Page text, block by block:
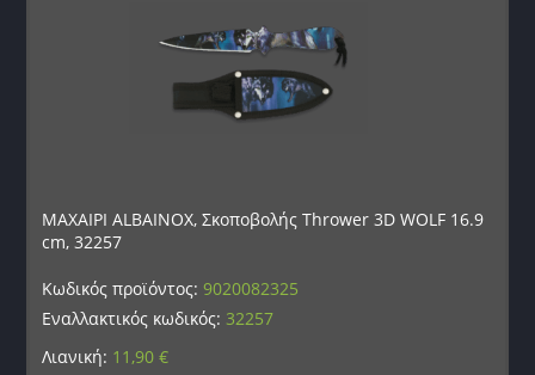
ΜΑΧΑΙΡΙ ALBAINOX, Σκοποβολής Thrower 3D WOLF 16.9
cm, 32257
Κωδικός προϊόντος:9020082325
Εναλλακτικός κωδικός: 32257
Λιανική: 11,90€